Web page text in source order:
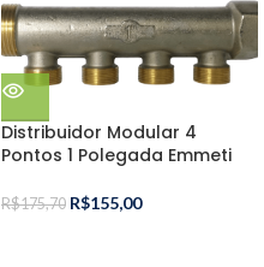
Distribuidor Modular 4
Pontos 1 Polegada Emmeti
R$175,70 R$155,00